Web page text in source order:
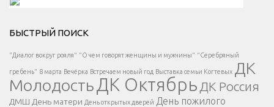
Есть вопрос?
Напишите нам
</span >
БЫСТРЫЙ ПОИСК
"Диалог вокруг рояля" "О чем говорят женщины и мужчины" "Серебряный
гребень" 8 марта Вечёрка Встречаем новый год Выставка семьи Когтевых ДК
МолодостьДК Октябрь ДК Россия
ДМШ День матери День открытых дверей День пожилого